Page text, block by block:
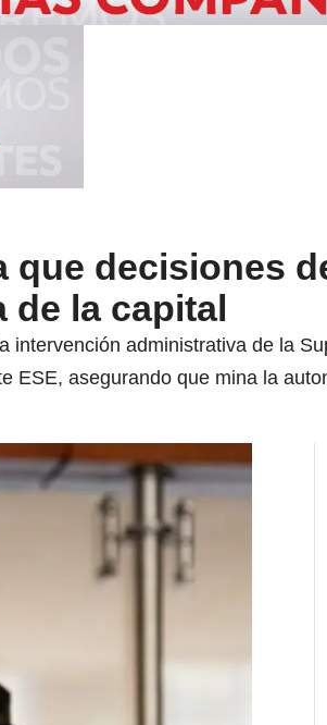
que decisiones
de la capital
intervención administrativa de la
ESE, asegurando que mina la